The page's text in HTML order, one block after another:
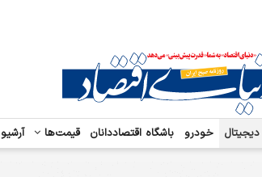
دیجیتال خودرو باشگاه اقتصاددانان قیمت‌ها آرشیو